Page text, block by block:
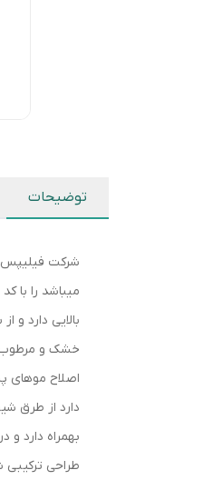
توضیحات
دارد از طرق
بهمراه دارد
طراحی ترکیبی